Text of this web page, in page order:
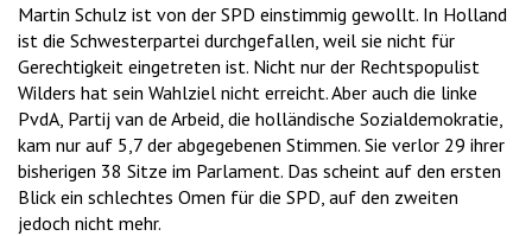
Martin Schulz ist von der SPD einstimmig gewollt. In Holland
ist die Schwesterpartei durchgefallen, weil sie nicht für
Gerechtigkeit eingetreten ist. Nicht nur der Rechtspopulist
Wilders hat sein Wahlziel nicht erreicht. Aber auch die linke
PvdA, Partij van de Arbeid, die holländische Sozialdemokratie,
kam nur auf 5,7 der abgegebenen Stimmen. Sie verlor 29 ihrer
bisherigen 38 Sitze im Parlament. Das scheint auf den ersten
Blick ein schlechtes Omen für die SPD, auf den zweiten
jedoch nicht mehr.